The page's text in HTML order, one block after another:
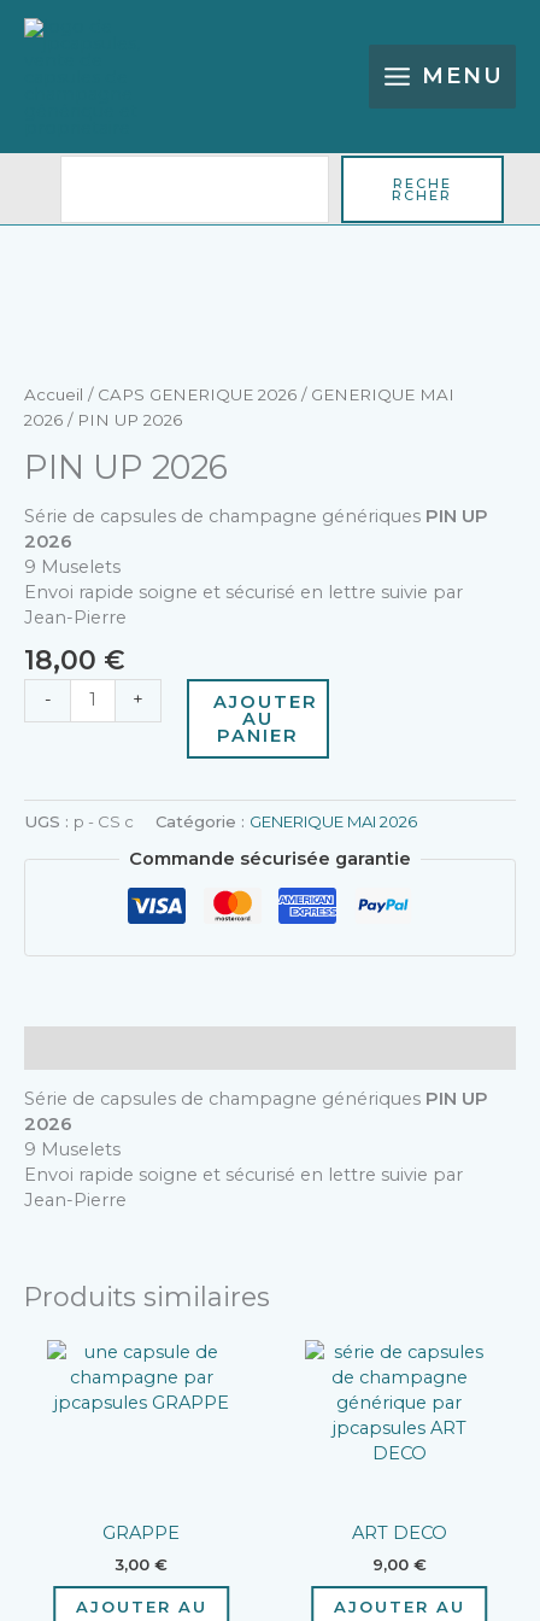
MENU
RECHE
RCHER
Accueil / CAPS GENERIQUE 2026 / GENERIQUE MAI
2026 / PIN UP 2026
PIN UP 2026
Série de capsules de champagne génériques PIN UP
2026
9 Muselets
Envoi rapide soigne et sécurisé en lettre suivie par
Jean-Pierre
18,00 €
- + AJOUTER
AU
PANIER
UGS : p - CS c Catégorie : GENERIQUE MAI 2026
Commande sécurisée garantie
Série de capsules de champagne génériques PIN UP
2026
9 Muselets
Envoi rapide soigne et sécurisé en lettre suivie par
Jean-Pierre
Produits similaires
GRAPPE
3,00 €
AJOUTER AU
ART DECO
9,00 €
AJOUTER AU